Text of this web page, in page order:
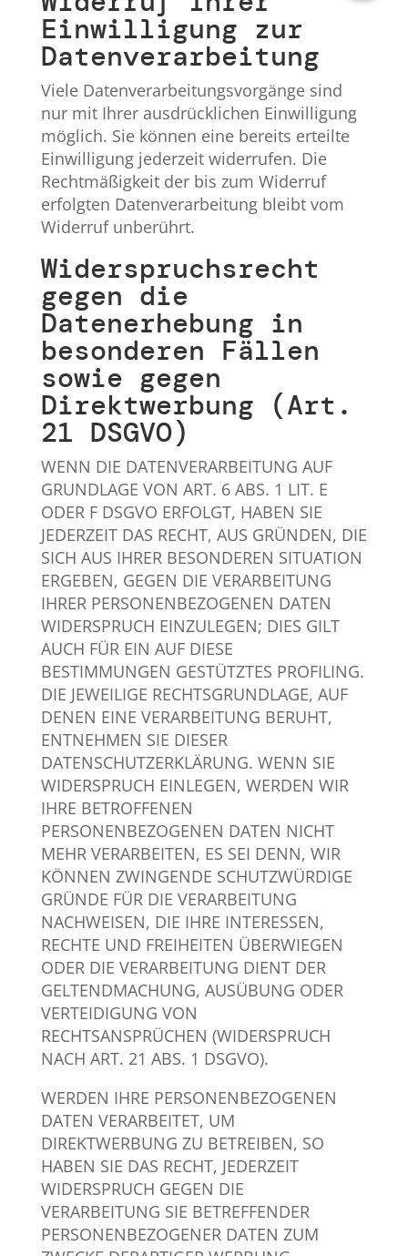
Einwilligung zur
Datenverarbeitung
Viele Datenverarbeitungsvorgänge sind
nur mit Ihrer ausdrücklichen Einwilligung
möglich. Sie können eine bereits erteilte
Einwilligung jederzeit widerrufen. Die
Rechtmäßigkeit der bis zum Widerruf
erfolgten Datenverarbeitung bleibt vom
Widerruf unberührt.
Widerspruchsrecht
gegen die
Datenerhebung in
besonderen Fällen
sowie gegen
Direktwerbung (Art.
21 DSGVO)
WENN DIE DATENVERARBEITUNG AUF
GRUNDLAGE VON ART. 6 ABS. 1 LIT. E
ODER F DSGVO ERFOLGT, HABEN SIE
JEDERZEIT DAS RECHT, AUS GRÜNDEN, DIE
SICH AUS IHRER BESONDEREN SITUATION
ERGEBEN, GEGEN DIE VERARBEITUNG
IHRER PERSONENBEZOGENEN DATEN
WIDERSPRUCH EINZULEGEN; DIES GILT
AUCH FÜR EIN AUF DIESE
BESTIMMUNGEN GESTÜTZTES PROFILING.
DIE JEWEILIGE RECHTSGRUNDLAGE, AUF
DENEN EINE VERARBEITUNG BERUHT,
ENTNEHMEN SIE DIESER
DATENSCHUTZERKLÄRUNG. WENN SIE
WIDERSPRUCH EINLEGEN, WERDEN WIR
IHRE BETROFFENEN
PERSONENBEZOGENEN DATEN NICHT
MEHR VERARBEITEN, ES SEI DENN, WIR
KÖNNEN ZWINGENDE SCHUTZWÜRDIGE
GRÜNDE FÜR DIE VERARBEITUNG
NACHWEISEN, DIE IHRE INTERESSEN,
RECHTE UND FREIHEITEN ÜBERWIEGEN
ODER DIE VERARBEITUNG DIENT DER
GELTENDMACHUNG, AUSÜBUNG ODER
VERTEIDIGUNG VON
RECHTSANSPRÜCHEN (WIDERSPRUCH
NACH ART. 21 ABS. 1 DSGVO).
WERDEN IHRE PERSONENBEZOGENEN
DATEN VERARBEITET, UM
DIREKTWERBUNG ZU BETREIBEN, SO
HABEN SIE DAS RECHT, JEDERZEIT
WIDERSPRUCH GEGEN DIE
VERARBEITUNG SIE BETREFFENDER
PERSONENBEZOGENER DATEN ZUM